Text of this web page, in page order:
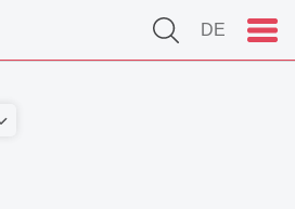
DE